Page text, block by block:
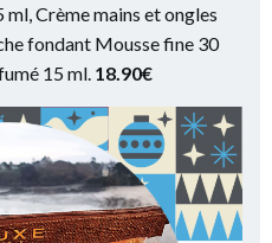
Crème mains et ongles
fondant Mousse fine 30
15 ml. 18.90€